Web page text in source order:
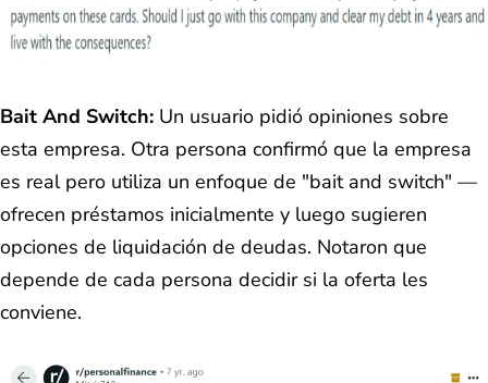
Bait And Switch: Un usuario pidió opiniones sobre
esta empresa. Otra persona confirmó que la empresa
es real pero utiliza un enfoque de "bait and switch" —
ofrecen préstamos inicialmente y luego sugieren
opciones de liquidación de deudas. Notaron que
depende de cada persona decidir si la oferta les
conviene.